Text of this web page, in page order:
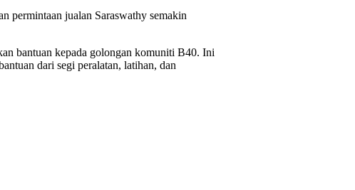
permintaan jualan Saraswathy semakin
bantuan kepada golongan komuniti B40. Ini
dari segi peralatan, latihan, dan